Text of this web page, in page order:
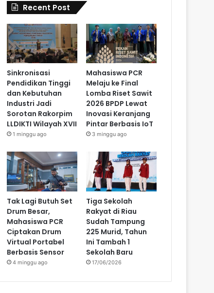
Recent Post
Sinkronisasi
Pendidikan Tinggi
dan Kebutuhan
Industri Jadi
Sorotan Rakorpim
LLDIKTI Wilayah XVII
1 minggu ago
Mahasiswa PCR
Melaju ke Final
Lomba Riset Sawit
2026 BPDP Lewat
Inovasi Keranjang
Pintar Berbasis IoT
3 minggu ago
Tak Lagi Butuh Set
Drum Besar,
Mahasiswa PCR
Ciptakan Drum
Virtual Portabel
Berbasis Sensor
4 minggu ago
Tiga Sekolah
Rakyat di Riau
Sudah Tampung
225 Murid, Tahun
Ini Tambah 1
Sekolah Baru
17/06/2026